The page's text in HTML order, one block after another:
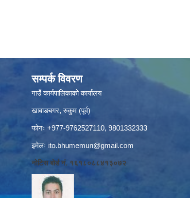
सम्पर्क विवरण
गाउँ कार्यपालिकाको कार्यालय
खाबाङबगर, रुकुम (पूर्व)
फोनः +977-9762527110, 9801332333
इमेलः ito.bhumemun@gmail.com
नोटिस बोर्ड नं. १६१८०८८४१३०७२